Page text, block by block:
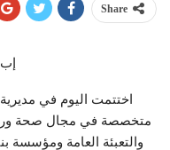
Share
إب
اختتمت اليوم في
متخصصة في مجال صحة
والتعبئة العامة ومؤسسة